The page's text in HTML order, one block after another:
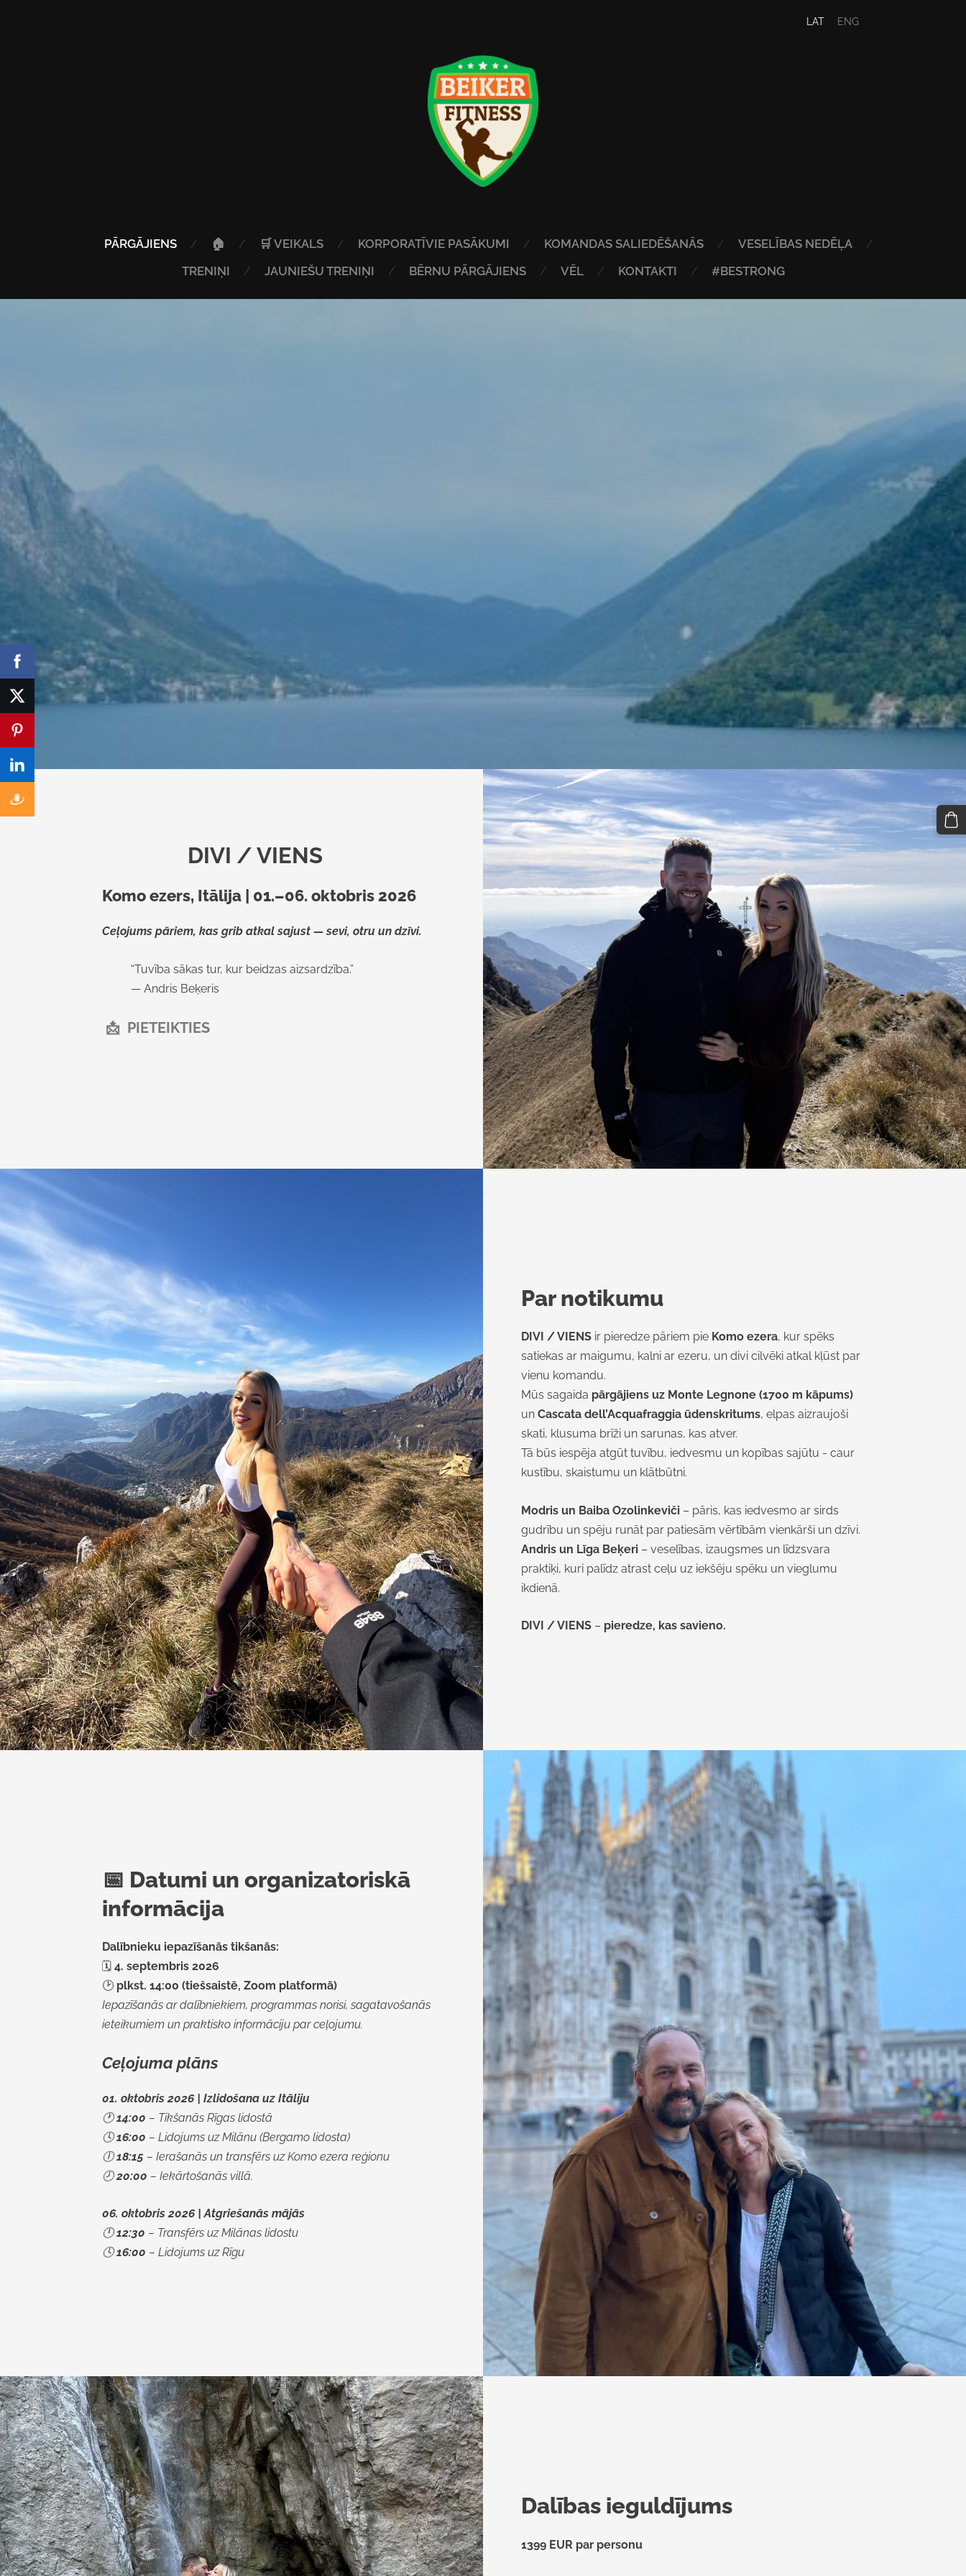
PĀRGĀJIENS 🏠 🛒 VEIKALS KORPORATĪVIE PASĀKUMI KOMANDAS SALIEDĒŠANĀS
VESELĪBAS NEDĒĻA
TRENIŅI
JAUNIEŠU TRENIŅI BĒRNU PĀRGĀJIENS VĒL KONTAKTI #BESTRONG
LAT ENG
DIVI / VIENS
Komo ezers, Itālija | 01.–06. oktobris 2026
Ceļojums pāriem, kas grib atkal sajust — sevi, otru un dzīvi.
“Tuvība sākas tur, kur beidzas aizsardzība.”
— Andris Beķeris
📩 PIETEIKTIES
Par notikumu
DIVI / VIENS ir pieredze pāriem pie Komo ezera, kur spēks
satiekas ar maigumu, kalni ar ezeru, un divi cilvēki atkal kļūst par
vienu komandu.
Mūs sagaida pārgājiens uz Monte Legnone (1700 m kāpums)
un Cascata dell’Acquafraggia ūdenskritums, elpas aizraujoši
skati, klusuma brīži un sarunas, kas atver.
Tā būs iespēja atgūt tuvību, iedvesmu un kopības sajūtu - caur
kustību, skaistumu un klātbūtni.
Modris un Baiba Ozolinkeviči – pāris, kas iedvesmo ar sirds
gudrību un spēju runāt par patiesām vērtībām vienkārši un dzīvi.
Andris un Līga Beķeri – veselības, izaugsmes un līdzsvara
praktiķi, kuri palīdz atrast ceļu uz iekšēju spēku un vieglumu
ikdienā.
DIVI / VIENS – pieredze, kas savieno.
📅 Datumi un organizatoriskā
informācija
Dalībnieku iepazīšanās tikšanās:
🗓️ 4. septembris 2026
🕑 plkst. 14:00 (tiešsaistē, Zoom platformā)
Iepazīšanās ar dalībniekiem, programmas norisi, sagatavošanās
ieteikumiem un praktisko informāciju par ceļojumu.
Ceļojuma plāns
01. oktobris 2026 | Izlidošana uz Itāliju
🕐14:00 – Tikšanās Rīgas lidostā
🕓16:00 – Lidojums uz Milānu (Bergamo lidosta)
🕕18:15 – Ierašanās un transfērs uz Komo ezera reģionu
🕗20:00 – Iekārtošanās villā.
06. oktobris 2026 | Atgriešanās mājās
🕛12:30 – Transfērs uz Milānas lidostu
🕓16:00 – Lidojums uz Rīgu
Dalības ieguldījums
1399 EUR par personu